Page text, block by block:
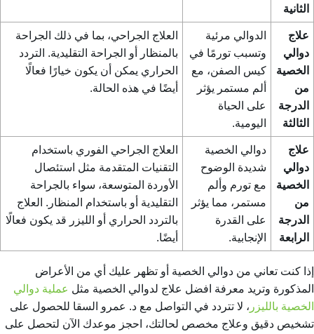
الثانية
علاج
دوالي
الخصية
من
الدرجة
الثالثة
الدوالي مرئية
وتسبب تورمًا في
كيس الصفن، مع
ألم مستمر يؤثر
على الحياة
اليومية.
العلاج الجراحي، بما في ذلك الجراحة
بالمنظار أو الجراحة التقليدية. التردد
الحراري يمكن أن يكون خيارًا فعالًا
أيضًا في هذه الحالة.
علاج
دوالي
الخصية
من
الدرجة
الرابعة
دوالي الخصية
شديدة الوضوح
مع تورم وألم
مستمر، مما يؤثر
على القدرة
الإنجابية.
العلاج الجراحي الفوري باستخدام
التقنيات المتقدمة مثل استئصال
الأوردة المتوسعة، سواء بالجراحة
التقليدية أو باستخدام المنظار. العلاج
بالتردد الحراري أو الليزر قد يكون فعالًا
أيضًا.
إذا كنت تعاني من دوالي الخصية أو تظهر عليك أي من الأعراض
المذكورة وتريد معرفة افضل علاج لدوالي الخصية مثل عملية دوالي
الخصية بالليزر ، لا تتردد في التواصل مع د. عمرو السقا للحصول على
تشخيص دقيق وعلاج مخصص لحالتك، احجز موعدك الآن لتحصل على